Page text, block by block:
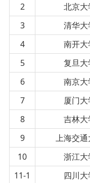
2
北京大
3
清华大
4
南开大
5
复旦大
6
南京大
7
厦门大
8
吉林大
9
上海交通
10
浙江大
11-1
四川大